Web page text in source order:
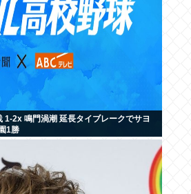
1-2x 鳴門渦潮 延長タイブレークでサヨ
1勝